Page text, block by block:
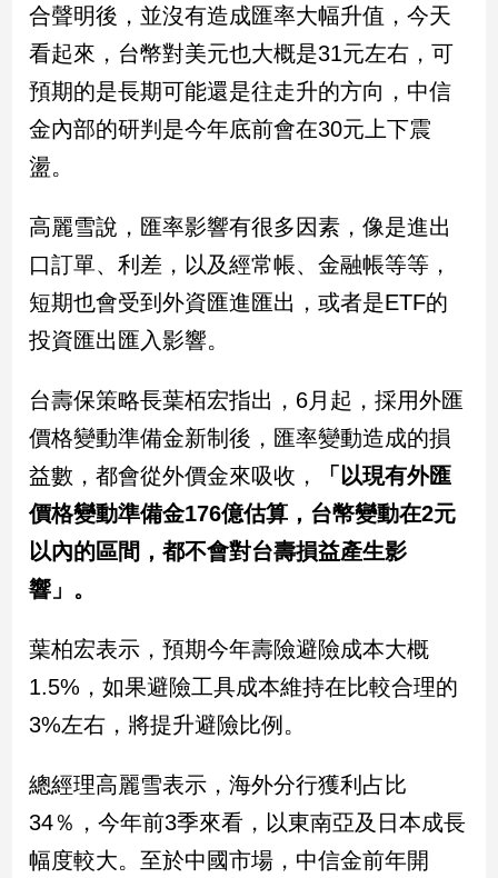
點
兩
岸/
國
際
社
地
方
新
冠
病
毒
區
南
台
灣
觀
點
南
台
灣
點
娛
合聲明後，並沒有造成匯率大幅升值，今天
看起來，台幣對美元也大概是31元左右，可
預期的是長期可能還是往走升的方向，中信
金內部的研判是今年底前會在30元上下震
盪。
高麗雪說，匯率影響有很多因素，像是進出
口訂單、利差，以及經常帳、金融帳等等，
短期也會受到外資匯進匯出，或者是ETF的
投資匯出匯入影響。
台壽保策略長葉栢宏指出，6月起，採用外匯
價格變動準備金新制後，匯率變動造成的損
益數，都會從外價金來吸收，
「以現有外匯
價格變動準備金176億估算，台幣變動在2元
以內的區間，都不會對台壽損益產生影
響」。
葉柏宏表示，預期今年壽險避險成本大概
1.5%，如果避險工具成本維持在比較合理的
3%左右，將提升避險比例。
總經理高麗雪表示，海外分行獲利占比
34％，今年前3季來看，以東南亞及日本成長
幅度較大。至於中國市場，中信金前年開